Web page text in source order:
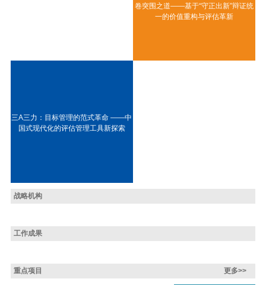
卷突围之道——基于“守正出新”辩证统
一的价值重构与评估革新
三A三力：目标管理的范式革命 ——中
国式现代化的评估管理工具新探索
战略机构
工作成果
重点项目 更多>>